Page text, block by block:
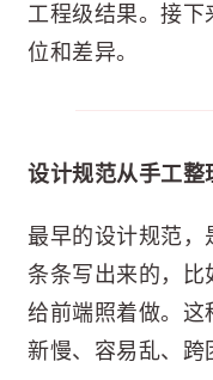
工程级结果。接下
位和差异。
设计规范从手工整
最早的设计规范
条条写出来的，比
给前端照着做。这
新慢、容易乱、跨